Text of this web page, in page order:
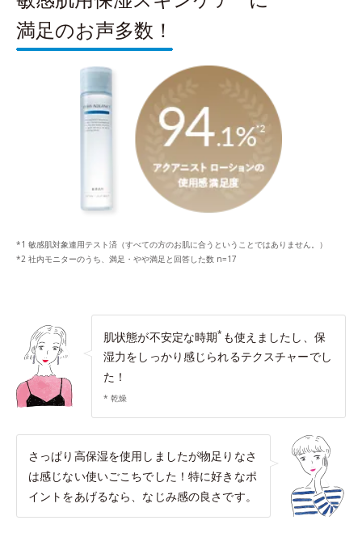
満足のお声多数！
*1 敏感肌対象連用テスト済（すべての方のお肌に合うということではありません。）
*2 社内モニターのうち、満足・やや満足と回答した数 n=17
肌状態が不安定な時期* も使えましたし、保
湿力をしっかり感じられるテクスチャーでし
た！
* 乾燥
さっぱり高保湿を使用しましたが物足りなさ
は感じない使いごこちでした！特に好きなポ
イントをあげるなら、なじみ感の良さです。